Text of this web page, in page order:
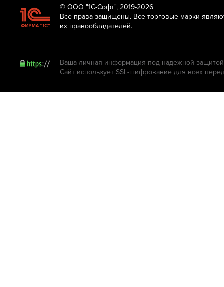
© ООО "1С-Софт", 2019-2026
Все права защищены. Все торговые марки
их правообладателей.
Ваша личная информация под надежной
Сайт использует SSL-шифрование для всех